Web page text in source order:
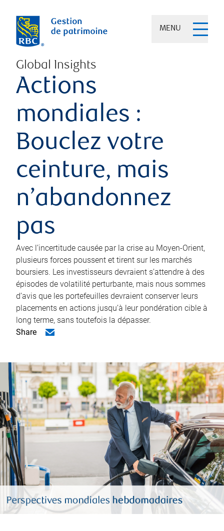
MENU
Global Insights
Actions
mondiales :
Bouclez votre
ceinture, mais
n’abandonnez
pas
Avec l’incertitude causée par la crise au Moyen-Orient,
plusieurs forces poussent et tirent sur les marchés
boursiers. Les investisseurs devraient s’attendre à des
épisodes de volatilité perturbante, mais nous sommes
d’avis que les portefeuilles devraient conserver leurs
placements en actions jusqu’à leur pondération cible à
long terme, sans toutefois la dépasser.
Share